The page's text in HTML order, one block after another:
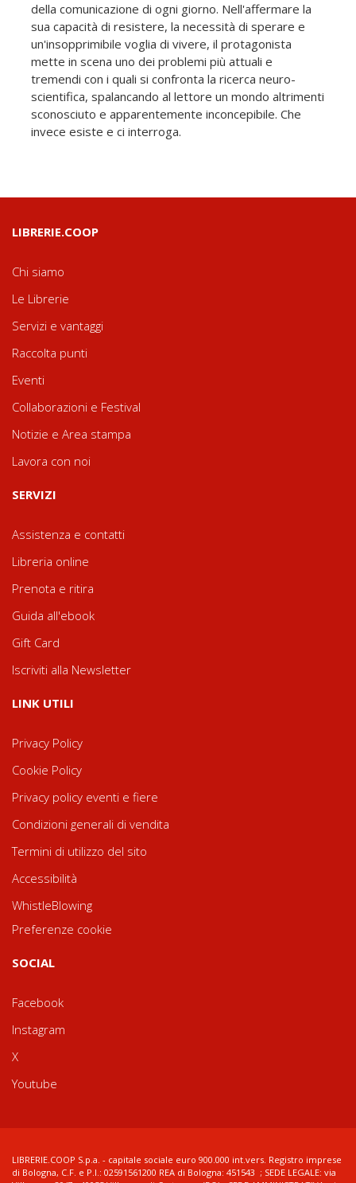
della comunicazione di ogni giorno. Nell'affermare la
sua capacità di resistere, la necessità di sperare e
un'insopprimibile voglia di vivere, il protagonista
mette in scena uno dei problemi più attuali e
tremendi con i quali si confronta la ricerca neuro-
scientifica, spalancando al lettore un mondo altrimenti
sconosciuto e apparentemente inconcepibile. Che
invece esiste e ci interroga.
LIBRERIE.COOP
Chi siamo
Le Librerie
Servizi e vantaggi
Raccolta punti
Eventi
Collaborazioni e Festival
Notizie e Area stampa
Lavora con noi
SERVIZI
Assistenza e contatti
Libreria online
Prenota e ritira
Guida all'ebook
Gift Card
Iscriviti alla Newsletter
LINK UTILI
Privacy Policy
Cookie Policy
Privacy policy eventi e fiere
Condizioni generali di vendita
Termini di utilizzo del sito
Accessibilità
WhistleBlowing
Preferenze cookie
SOCIAL
Facebook
Instagram
X
Youtube
LIBRERIE.COOP S.p.a. - capitale sociale euro 900.000 int.vers. Registro imprese
di Bologna, C.F. e P.I.: 02591561200 REA di Bologna: 451543 ; SEDE LEGALE: via